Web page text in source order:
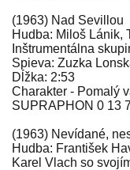
(1963) Nad Sevillou
Hudba: Miloš Lánik,
Inštrumentálna
Spieva: Zuzka
Dĺžka: 2:53
Charakter - Pomalý
SUPRAPHON 0 13
(1963) Nevídané,
Hudba: František
Karel Vlach so